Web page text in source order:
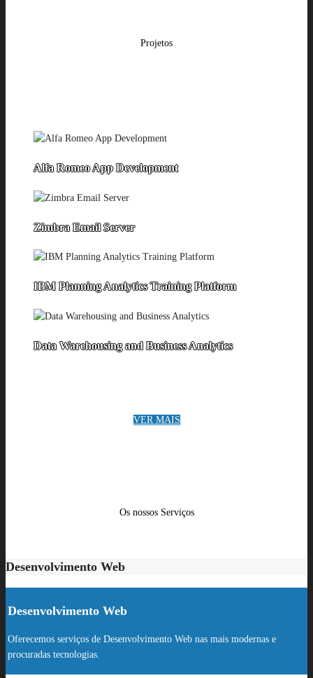
Projetos
Alfa Romeo App Development
Zimbra Email Server
IBM Planning Analytics Training Platform
Data Warehousing and Business Analytics
VER MAIS
Os nossos Serviços
Desenvolvimento Web
Desenvolvimento Web
Oferecemos serviços de Desenvolvimento Web nas mais modernas e
procuradas tecnologias.